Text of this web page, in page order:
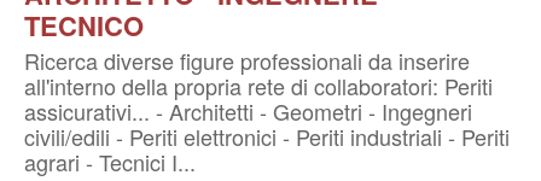
TECNICO
Ricerca diverse figure professionali da inserire
all'interno della propria rete di collaboratori: Periti
assicurativi... - Architetti - Geometri - Ingegneri
civili/edili - Periti elettronici - Periti industriali - Periti
agrari - Tecnici I...